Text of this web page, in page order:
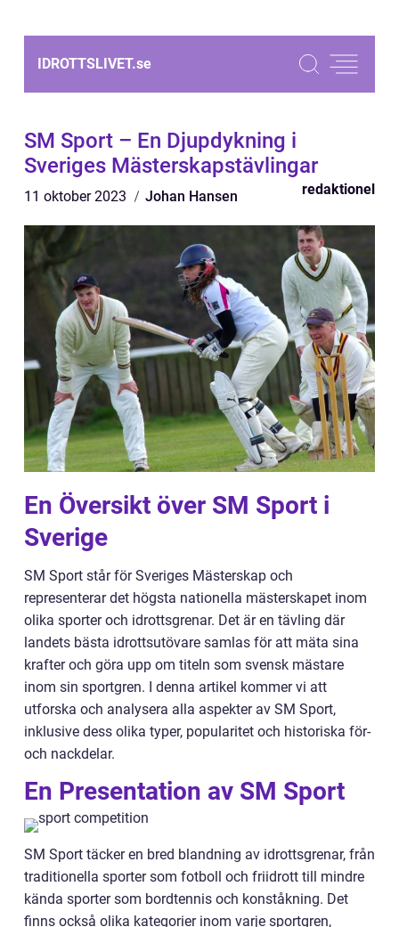
IDROTTSLIVET.se
SM Sport – En Djupdykning i
Sveriges Mästerskapstävlingar
11 oktober 2023 Johan Hansen redaktionel
En Översikt över SM Sport i
Sverige
SM Sport står för Sveriges Mästerskap och
representerar det högsta nationella mästerskapet inom
olika sporter och idrottsgrenar. Det är en tävling där
landets bästa idrottsutövare samlas för att mäta sina
krafter och göra upp om titeln som svensk mästare
inom sin sportgren. I denna artikel kommer vi att
utforska och analysera alla aspekter av SM Sport,
inklusive dess olika typer, popularitet och historiska för-
och nackdelar.
En Presentation av SM Sport
SM Sport täcker en bred blandning av idrottsgrenar, från
traditionella sporter som fotboll och friidrott till mindre
kända sporter som bordtennis och konståkning. Det
finns också olika kategorier inom varje sportgren,